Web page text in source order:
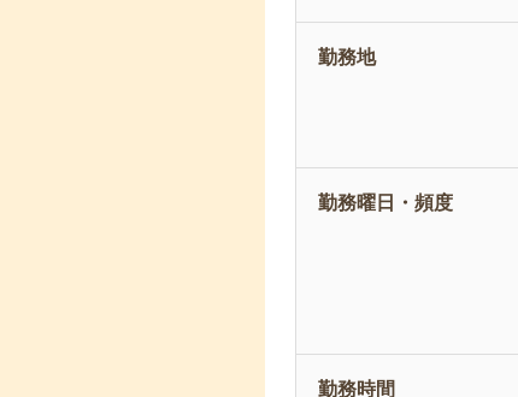
勤務地
勤務曜日・頻度
勤務時間